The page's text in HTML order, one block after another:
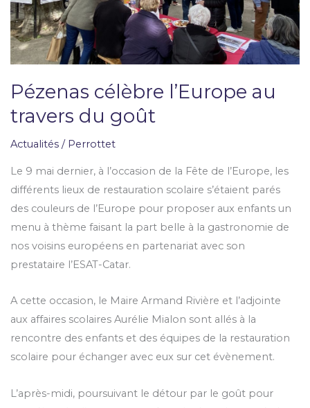
Pézenas célèbre l’Europe au
travers du goût
Actualités/ Perrottet
Le 9 mai dernier, à l’occasion de la Fête de l’Europe, les
différents lieux de restauration scolaire s’étaient parés
des couleurs de l’Europe pour proposer aux enfants un
menu à thème faisant la part belle à la gastronomie de
nos voisins européens en partenariat avec son
prestataire l’ESAT-Catar.
A cette occasion, le Maire Armand Rivière et l’adjointe
aux affaires scolaires Aurélie Mialon sont allés à la
rencontre des enfants et des équipes de la restauration
scolaire pour échanger avec eux sur cet évènement.
L’après-midi, poursuivant le détour par le goût pour